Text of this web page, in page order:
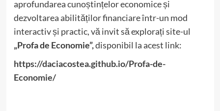
aprofundarea cunoștințelor economice și
dezvoltarea abilităților financiare într-un mod
interactiv și practic, vă invit să explorați site-ul
„Profa de Economie”,disponibil la acest link:
https://daciacostea.github.io/Profa-de-
Economie/